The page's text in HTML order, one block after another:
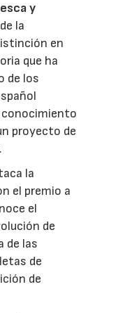
y
la
en
que ha
de los
conocimiento
proyecto de
la
el premio a
el
de
de las
de
de